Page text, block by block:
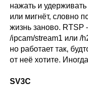
нажать и
или мигнёт, словно
жизнь заново. RTSP
/ipcam/stream1 или /
но работает так,
от неё хотите.
SV3C